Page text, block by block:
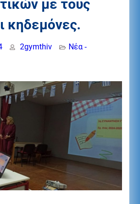
με τους
κηδεμόνες.
2gymthiv
Νέα -